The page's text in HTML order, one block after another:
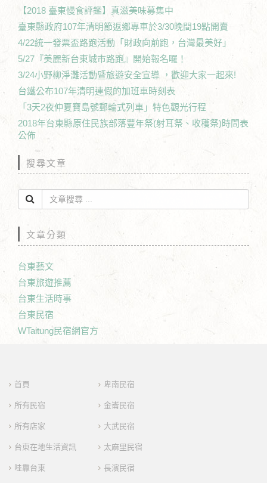
【2018 臺東慢食評鑑】真滋美味募集中
臺東縣政府107年清明節返鄉專車於3/30晚間19點開賣
4/22統一發票盃路跑活動「財政向前跑，台灣最美好」
5/27『美麗新台東城市路跑』開始報名囉！
3/24小野柳淨灘活動暨旅遊安全宣導 ，歡迎大家一起來!
台鐵公布107年清明連假的加班車時刻表
「3天2夜仲夏寶島號郵輪式列車」特色觀光行程
2018年台東縣原住民族部落豐年祭(射耳祭、收穫祭)時間表
公佈
搜尋文章
文章分類
台東藝文
台東旅遊推薦
台東生活時事
台東民宿
WTaitung民宿網官方
首頁
所有民宿
所有店家
台東在地生活資訊
哇靠台東
卑南民宿
金崙民宿
大武民宿
太麻里民宿
長濱民宿